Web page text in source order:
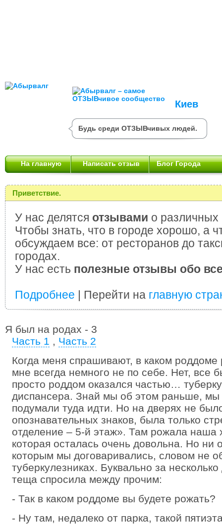
Киев
Будь среди ОТЗЫВчивых людей.
На главную Написать отзыв Блог Города
Приветствие.
У нас делятся отзывами о различных
Чтобы знать, что в городе хорошо, а
обсуждаем все: от ресторанов до
городах.
У нас есть полезные отзывы обо
Подробнее | Перейти на главную
Я был на родах - 3
Часть 1 , Часть 2
Когда меня спрашивают, в каком
мне всегда немного не по себе. Нет, все
просто роддом оказался частью…
диспансера. Знай мы об этом раньше,
подумали туда идти. Но на дверях не
опознавательных знаков, была только
отделение – 5-й этаж». Там рожала наша
которая осталась очень довольна. Но ни
которым мы договаривались, словом не
туберкулезниках. Буквально за
теща спросила между прочим:
- Так в каком роддоме вы будете рожать?
- Ну там, недалеко от парка, такой